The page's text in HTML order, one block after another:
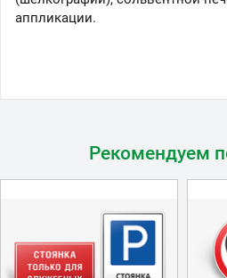
аппликации.
Рекомендуем